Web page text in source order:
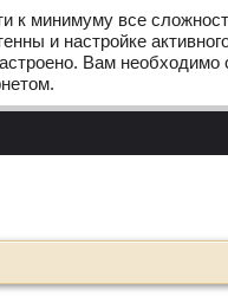
к минимуму все
и настройке
Вам необходимо